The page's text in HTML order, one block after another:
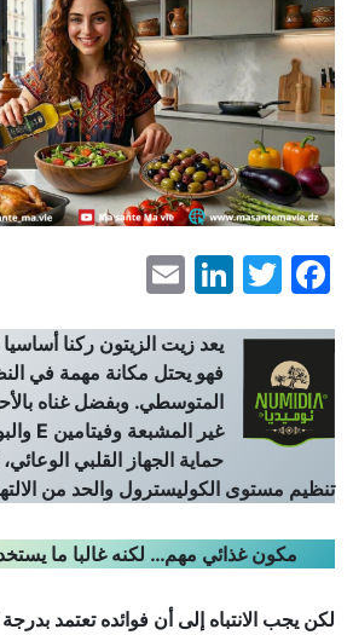
Facebook
Twitter
LinkedIn
يعد زيت الزيتون ركنا
فهو يحتل مكانة مهمة في
المتوسطي. وبفضل غناه
غير المشبعة وفيتامين
حماية الجهاز القلبي
تنظيم مستوى الكوليسترول والحد من
مكون غذائي مهم… لكنه غالبا ما
لكن يجب الانتباه إلى أن فوائده تعتمد